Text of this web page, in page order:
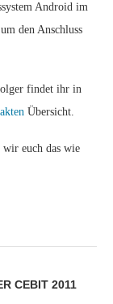
Android im
den Anschluss
findet ihr in
Übersicht.
wir euch das wie
CEBIT 2011